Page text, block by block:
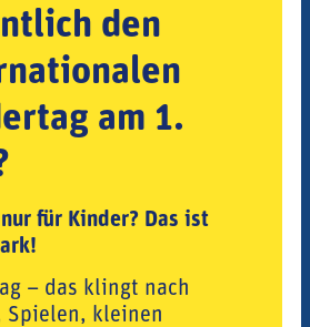
den
am 1.
nur für Kinder? Das ist
– das klingt nach
Spielen, kleinen